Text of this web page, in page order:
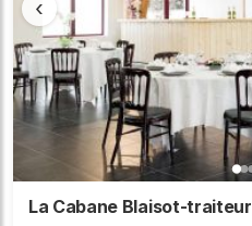
‹
La Cabane Blaisot-traiteur